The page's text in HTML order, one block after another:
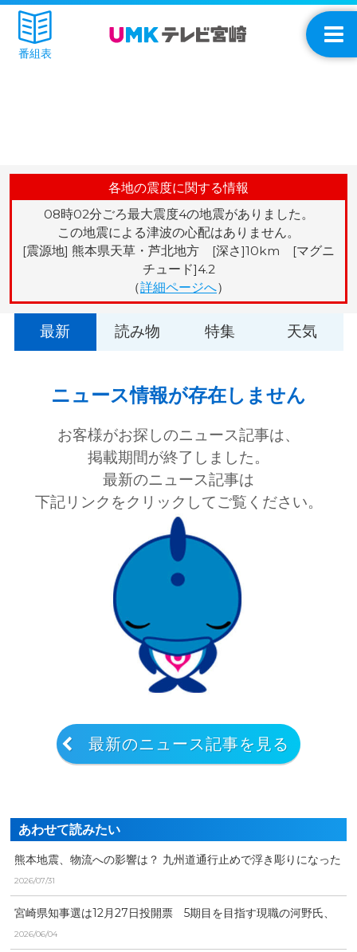
番組表
各地の震度に関する情報
08時02分ごろ最大震度4の地震がありました。
この地震による津波の心配はありません。
[震源地] 熊本県天草・芦北地方 [深さ]10km [マグニ
チュード]4.2
（詳細ページへ）
最新 読み物 特集 天気
ニュース情報が存在しません
お客様がお探しのニュース記事は、
掲載期間が終了しました。
最新のニュース記事は
下記リンクをクリックしてご覧ください。
最新のニュース記事を見る
あわせて読みたい
熊本地震、物流への影響は？ 九州道通行止めで浮き彫りになった
「労働時間」と「物流...
2026/07/31
宮崎県知事選は12月27日投開票 5期目を目指す現職の河野氏、
元県議の右松氏、元...
2026/06/04